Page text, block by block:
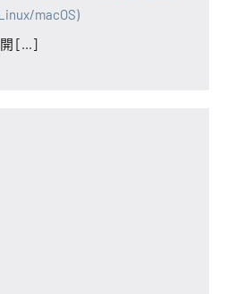
macOS)
[...]